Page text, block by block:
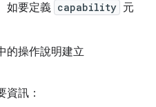
如要定義 capability 元
的操作說明建立
資訊：